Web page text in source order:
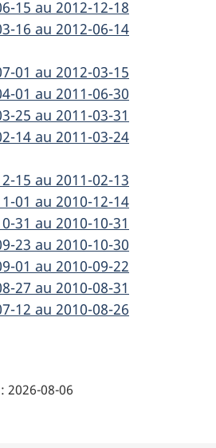
15 au 2012-12-18
16 au 2012-06-14
01 au 2012-03-15
01 au 2011-06-30
25 au 2011-03-31
14 au 2011-03-24
15 au 2011-02-13
01 au 2010-12-14
31 au 2010-10-31
23 au 2010-10-30
01 au 2010-09-22
27 au 2010-08-31
12 au 2010-08-26
2026-08-06